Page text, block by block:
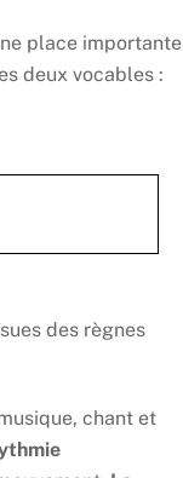
place importante
deux vocables :
des règnes
chant et